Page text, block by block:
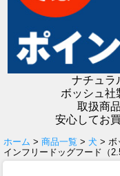
ナチュラ
ボッシュ社
取扱商
安心してお
ホーム > 商品一覧 > 犬 > ボ
インフリードッグフード（